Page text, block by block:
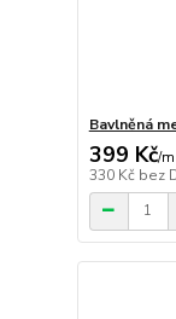
Bavlněná
399 Kč/m
330 Kč bez